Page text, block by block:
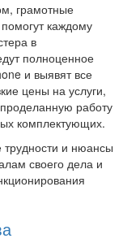
грамотные
каждому
в
полноценное
и выявят все
цены на услуги,
работу
комплектующих.
трудности и нюансы
своего дела и